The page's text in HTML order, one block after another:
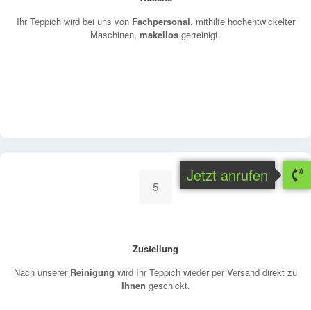
Ihr Teppich wird bei uns von Fachpersonal, mithilfe hochentwickelter
Maschinen, makellos gerreinigt.
5
Zustellung
Nach unserer Reinigung wird Ihr Teppich wieder per Versand direkt zu
Ihnen geschickt.
Jetzt anrufen